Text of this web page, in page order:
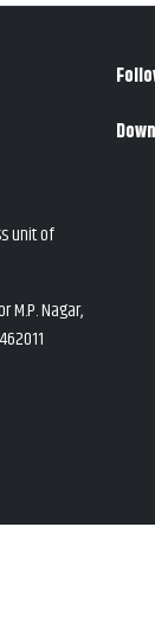
unit of
M.P. Nagar,